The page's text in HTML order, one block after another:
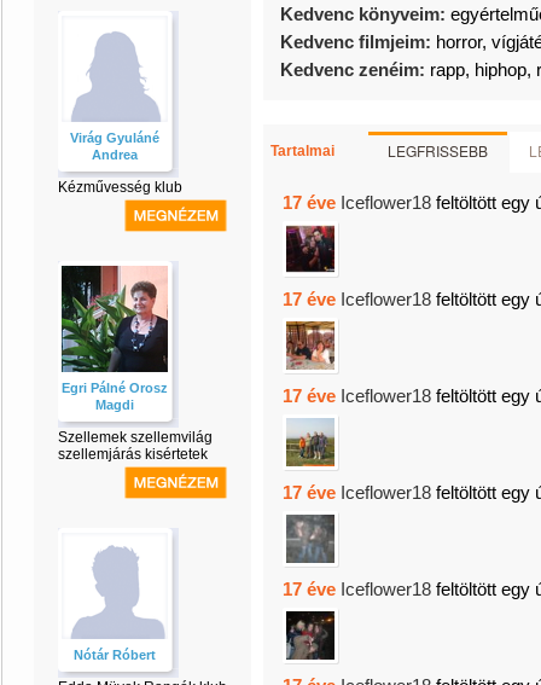
Virág Gyuláné
Andrea
Kézművesség klub
Egri Pálné Orosz
Magdi
Szellemek szellemvilág
szellemjárás kisértetek
Nótár Róbert
Kedvenc könyveim:
Kedvenc filmjeim: horror,
Kedvenc zenéim: rapp, hiphop,
Tartalmai LEGFRISSEBB
17 éve Iceflower18 feltöltött egy
17 éve Iceflower18 feltöltött egy
17 éve Iceflower18 feltöltött egy
17 éve Iceflower18 feltöltött egy
17 éve Iceflower18 feltöltött egy